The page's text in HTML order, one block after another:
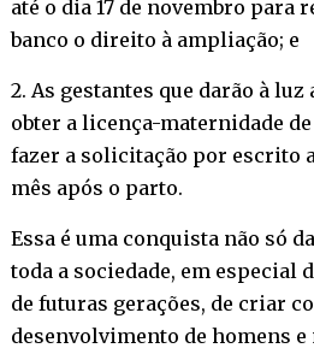
até o dia 17 de novembro para
banco o direito à ampliação; e
2. As gestantes que darão à
obter a licença-maternidade
fazer a solicitação por escrito
mês após o parto.
Essa é uma conquista não só
toda a sociedade, em especial
de futuras gerações, de criar
desenvolvimento de homens